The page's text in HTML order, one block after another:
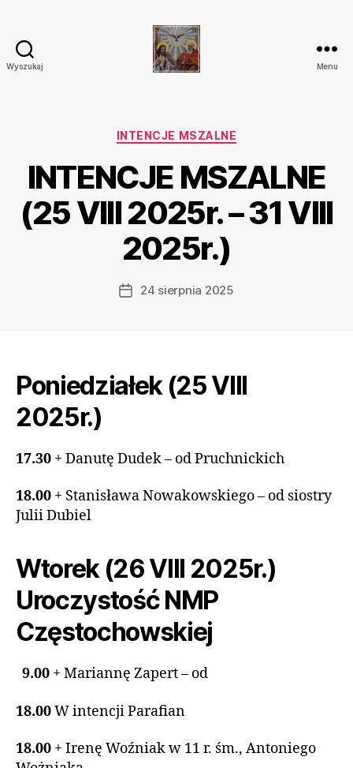
Wyszukaj
Trójcy
w
Ostrówku
Menu
Kategorie
INTENCJE MSZALNE
INTENCJE MSZALNE
(25 VIII 2025r. – 31 VIII
2025r.)
Data24 sierpnia 2025
Poniedziałek (25 VIII
2025r.)
17.30 + Danutę Dudek – od Pruchnickich
18.00 + Stanisława Nowakowskiego – od siostry
Julii Dubiel
Wtorek (26 VIII 2025r.)
Uroczystość NMP
Częstochowskiej
9.00 + Mariannę Zapert – od
18.00W intencji Parafian
18.00 + Irenę Woźniak w 11 r. śm., Antoniego